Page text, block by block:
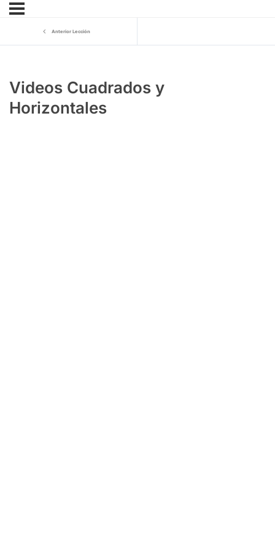
Anterior Lección
Videos Cuadrados y
Horizontales